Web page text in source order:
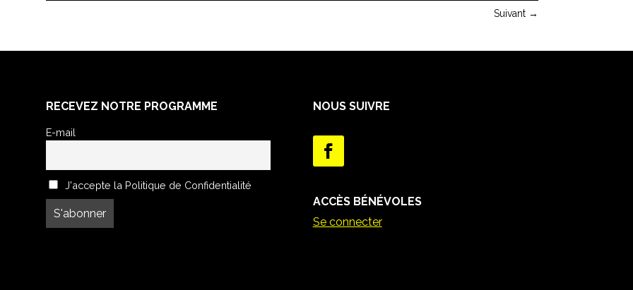
Suivant→
RECEVEZ NOTRE PROGRAMME
E-mail
J'accepte la Politique de Confidentialité
NOUS SUIVRE
ACCÈS BÉNÉVOLES
Se connecter